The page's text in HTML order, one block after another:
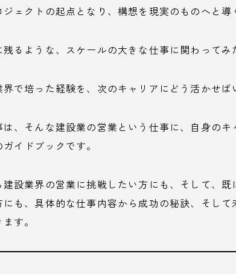
ジェクトの起点となり、構想を現実のものへと導
残るような、スケールの大きな仕事に関わってみ
界で培った経験を、次のキャリアにどう活かせば
は、そんな建設業の営業という仕事に、自身の
イドブックです。
建設業界の営業に挑戦したい方にも、そして、
にも、具体的な仕事内容から成功の秘訣、そし
す。